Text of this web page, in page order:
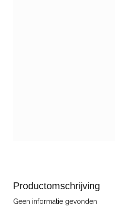
Productomschrijving
Geen informatie gevonden